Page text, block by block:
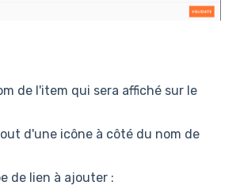
de l'item qui sera affiché sur le
d'une icône à côté du nom de
de lien à ajouter :